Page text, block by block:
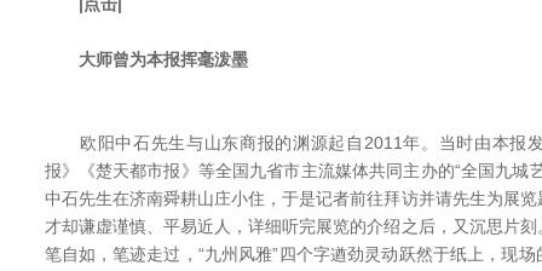
大师曾为本报挥毫泼墨
欧阳中石先生与山东商报的渊源起自2011年。当时由本报
报》《楚天都市报》等全国九省市主流媒体共同主办的“全国九城
中石先生在济南舜耕山庄小住，于是记者前往拜访并请先生为展
才却谦虚谨慎、平易近人，详细听完展览的介绍之后，又沉思片
笔自如，笔迹走过，“九州风雅”四个字遒劲灵动跃然于纸上，现